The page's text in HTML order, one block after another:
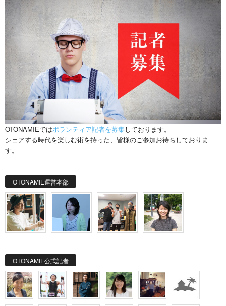
OTONAMIEではボランティア記者を募集しております。
シェアする時代を楽しむ術を持った、皆様のご参加お待ちしておりま
す。
OTONAMIE運営本部
OTONAMIE公式記者